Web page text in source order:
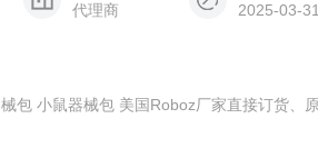
代理商
2025-03-31
接订货、原装正品。质量保证、量大可